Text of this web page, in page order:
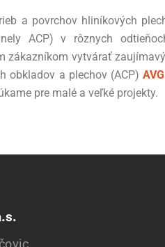
a povrchov hliníkových
ACP) v rôznych
zákazníkom vytvárať
obkladov a plechov (ACP)
pre malé a veľké projekty.